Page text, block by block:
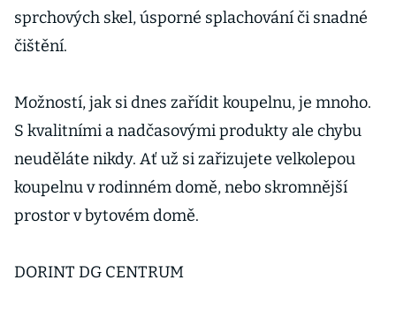
sprchových skel, úsporné splachování či snadné
čištění.
Možností, jak si dnes zařídit koupelnu, je mnoho.
S kvalitními a nadčasovými produkty ale chybu
neuděláte nikdy. Ať už si zařizujete velkolepou
koupelnu v rodinném domě, nebo skromnější
prostor v bytovém domě.
DORINT DG CENTRUM